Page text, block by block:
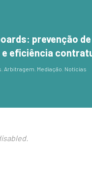
prevenção de
eficiência
, Arbitragem, Mediação, Notícias